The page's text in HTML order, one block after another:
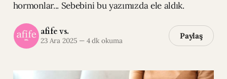
hormonlar... Sebebini bu yazımızda ele aldık.
afife vs.
23 Ara 2025 —4 dk okuma Paylaş